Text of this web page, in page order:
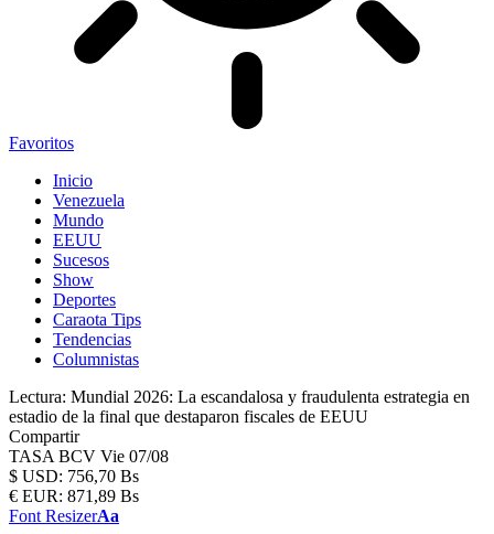
Favoritos
Inicio
Venezuela
Mundo
EEUU
Sucesos
Show
Deportes
Caraota Tips
Tendencias
Columnistas
Lectura: Mundial 2026: La escandalosa y fraudulenta estrategia en
estadio de la final que destaparon fiscales de EEUU
Compartir
TASA BCV Vie 07/08
$ USD: 756,70 Bs
€ EUR: 871,89 Bs
Font ResizerAa